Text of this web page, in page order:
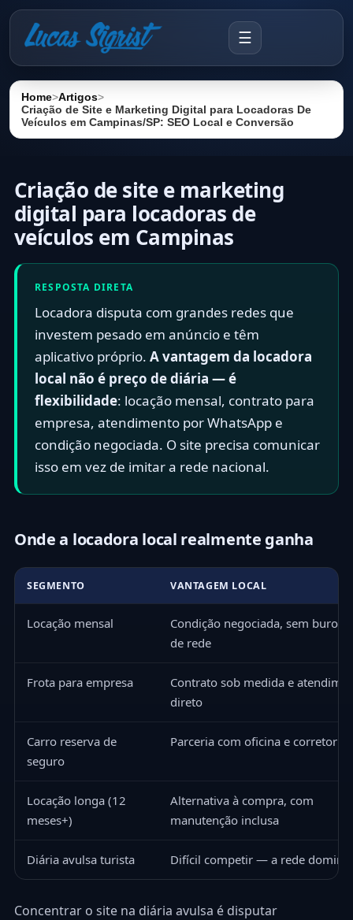
☰
Home>Artigos>
Criação de Site e Marketing Digital para Locadoras De
Veículos em Campinas/SP: SEO Local e Conversão
Criação de site e marketing
digital para locadoras de
veículos em Campinas
RESPOSTA DIRETA
Locadora disputa com grandes redes que
investem pesado em anúncio e têm
aplicativo próprio. A vantagem da locadora
local não é preço de diária — é
flexibilidade: locação mensal, contrato para
empresa, atendimento por WhatsApp e
condição negociada. O site precisa comunicar
isso em vez de imitar a rede nacional.
Onde a locadora local realmente ganha
SEGMENTO VANTAGEM LOCAL
Locação mensal
Condição negociada, sem
de rede
Frota para empresa
Contrato sob medida e
direto
Carro reserva de
seguro
Parceria com oficina e corretor
Locação longa (12
meses+)
Alternativa à compra, com
manutenção inclusa
Diária avulsa turista Difícil competir — a rede domina
Concentrar o site na diária avulsa é disputar